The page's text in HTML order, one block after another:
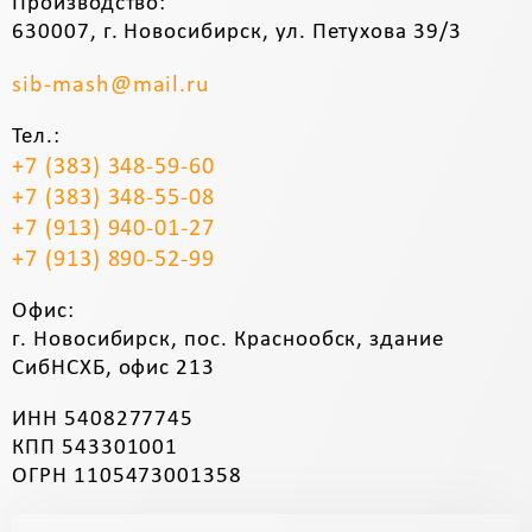
630007, г. Новосибирск, ул. Петухова 39/3
sib-mash@mail.ru
Тел.:
+7 (383) 348-59-60
+7 (383) 348-55-08
+7 (913) 940-01-27
+7 (913) 890-52-99
Офис:
г. Новосибирск, пос. Краснообск, здание
СибНСХБ, офис 213
ИНН 5408277745
КПП 543301001
ОГРН 1105473001358